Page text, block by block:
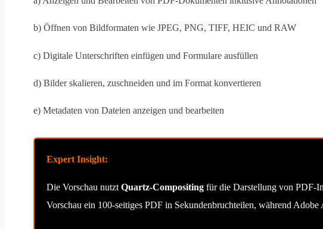
b) Öffnen von Bildformaten wie JPEG, PNG, TIFF, HEIC und RAW
c) Digitale Unterschriften einfügen und Formulare ausfüllen
d) Bilder skalieren, zuschneiden und im Format konvertieren
e) Metadaten von Dateien anzeigen und bearbeiten
Expert Insight:
Die Vorschau nutzt Quartz-Compositing für die Darstellung von PDF-
Vorschau ein 100-seitiges PDF in Sekundenbruchteilen, während